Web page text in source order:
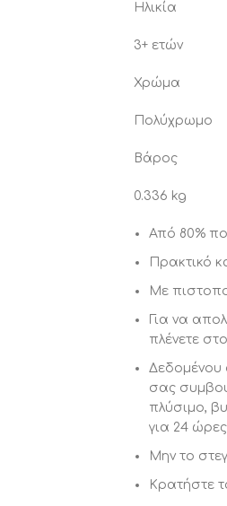
Ηλικία
3+ ετών
Χρώμα
Πολύχρωμo
Βάρος
0.336 kg
Από 80%
Πρακτικό
Με
Για να
πλένετε
Δεδομένου
σας
πλύσιμο,
για 24
Μην το
Κρατήστε